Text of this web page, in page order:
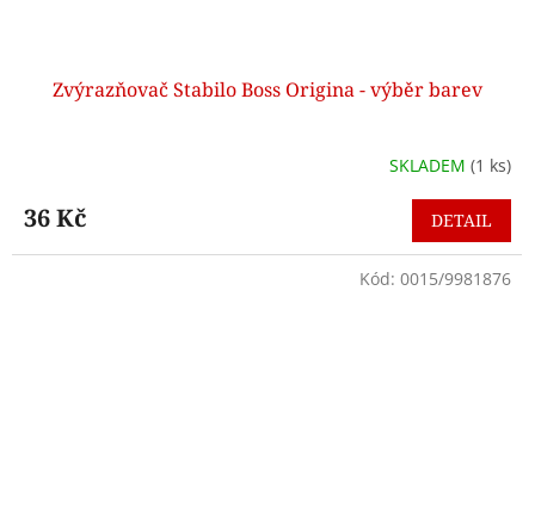
Zvýrazňovač Stabilo Boss Origina - výběr barev
SKLADEM (1 ks)
36 Kč DETAIL
Kód: 0015/9981876